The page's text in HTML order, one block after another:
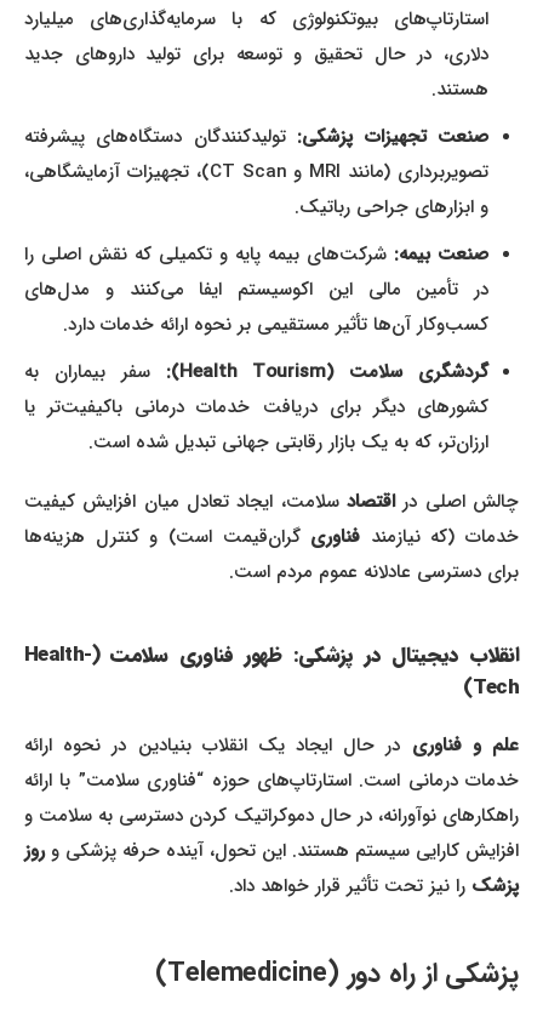
استارتاپ‌های بیوتکنولوژی که با سرمایه‌گذاری‌های میلیارد
دلاری، در حال تحقیق و توسعه برای تولید داروهای جدید
هستند.
صنعت تجهیزات پزشکی:تولیدکنندگان دستگاه‌های پیشرفته
تصویربرداری (مانند MRI و CT Scan)، تجهیزات آزمایشگاهی،
و ابزارهای جراحی رباتیک.
صنعت بیمه:شرکت‌های بیمه پایه و تکمیلی که نقش اصلی را
در تأمین مالی این اکوسیستم ایفا می‌کنند و مدل‌های
کسب‌وکار آن‌ها تأثیر مستقیمی بر نحوه ارائه خدمات دارد.
گردشگری سلامت (Health Tourism):
سفر بیماران به
کشورهای دیگر برای دریافت خدمات درمانی باکیفیت‌تر یا
ارزان‌تر، که به یک بازار رقابتی جهانی تبدیل شده است.
چالش اصلی در اقتصادسلامت، ایجاد تعادل میان افزایش کیفیت
خدمات (که نیازمندفناوریگران‌قیمت است) و کنترل هزینه‌ها
برای دسترسی عادلانه عموم مردم است.
انقلاب دیجیتال در پزشکی: ظهور فناوری سلامت (Health-
Tech)
علم و فناوریدر حال ایجاد یک انقلاب بنیادین در نحوه ارائه
خدمات درمانی است. استارتاپ‌های حوزه “فناوری سلامت” با ارائه
راهکارهای نوآورانه، در حال دموکراتیک کردن دسترسی به سلامت و
افزایش کارایی سیستم هستند. این تحول، آینده حرفه پزشکی وروز
پزشکرا نیز تحت تأثیر قرار خواهد داد.
پزشکی از راه دور (Telemedicine)